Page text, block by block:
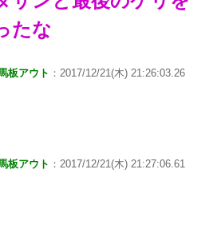
たな
板アウト ：2017/12/21(木) 21:26:03.26
板アウト ：2017/12/21(木) 21:27:06.61